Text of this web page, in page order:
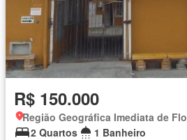
R$ 150.000
Região Geográfica Imediata de
2 Quartos
1 Banheiro